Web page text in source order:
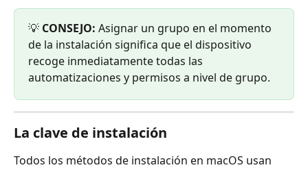
💡 CONSEJO: Asignar un grupo en el momento
de la instalación significa que el dispositivo
recoge inmediatamente todas las
automatizaciones y permisos a nivel de grupo.
La clave de instalación
Todos los métodos de instalación en macOS usan